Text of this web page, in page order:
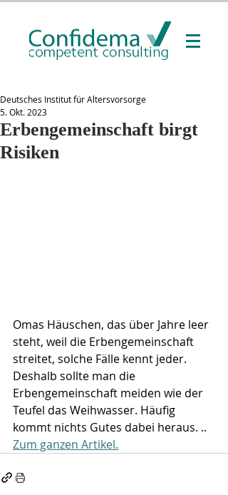
Erbengemeinschaft birgt
Risiken
Deutsches Institut für Altersvorsorge
5. Okt. 2023
Omas Häuschen, das über Jahre leer
steht, weil die Erbengemeinschaft
streitet, solche Fälle kennt jeder.
Deshalb sollte man die
Erbengemeinschaft meiden wie der
Teufel das Weihwasser. Häufig
kommt nichts Gutes dabei heraus. ..
Zum ganzen Artikel.